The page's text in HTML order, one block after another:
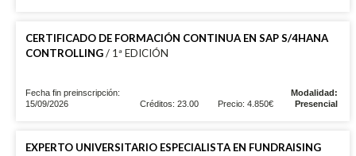
CERTIFICADO DE FORMACIÓN CONTINUA EN SAP S/4HANA
CONTROLLING/ 1ª EDICIÓN
Fecha fin preinscripción:
15/09/2026
Créditos: 23.00 Precio: 4.850€
Modalidad:
Presencial
EXPERTO UNIVERSITARIO ESPECIALISTA EN FUNDRAISING